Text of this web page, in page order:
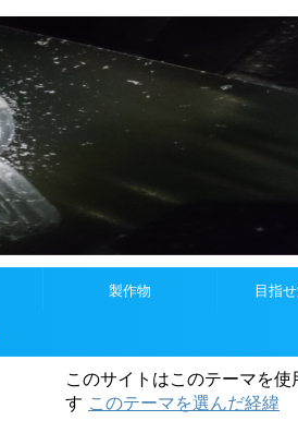
製作物 目指
このサイトはこのテーマを使
す このテーマを選んだ経緯